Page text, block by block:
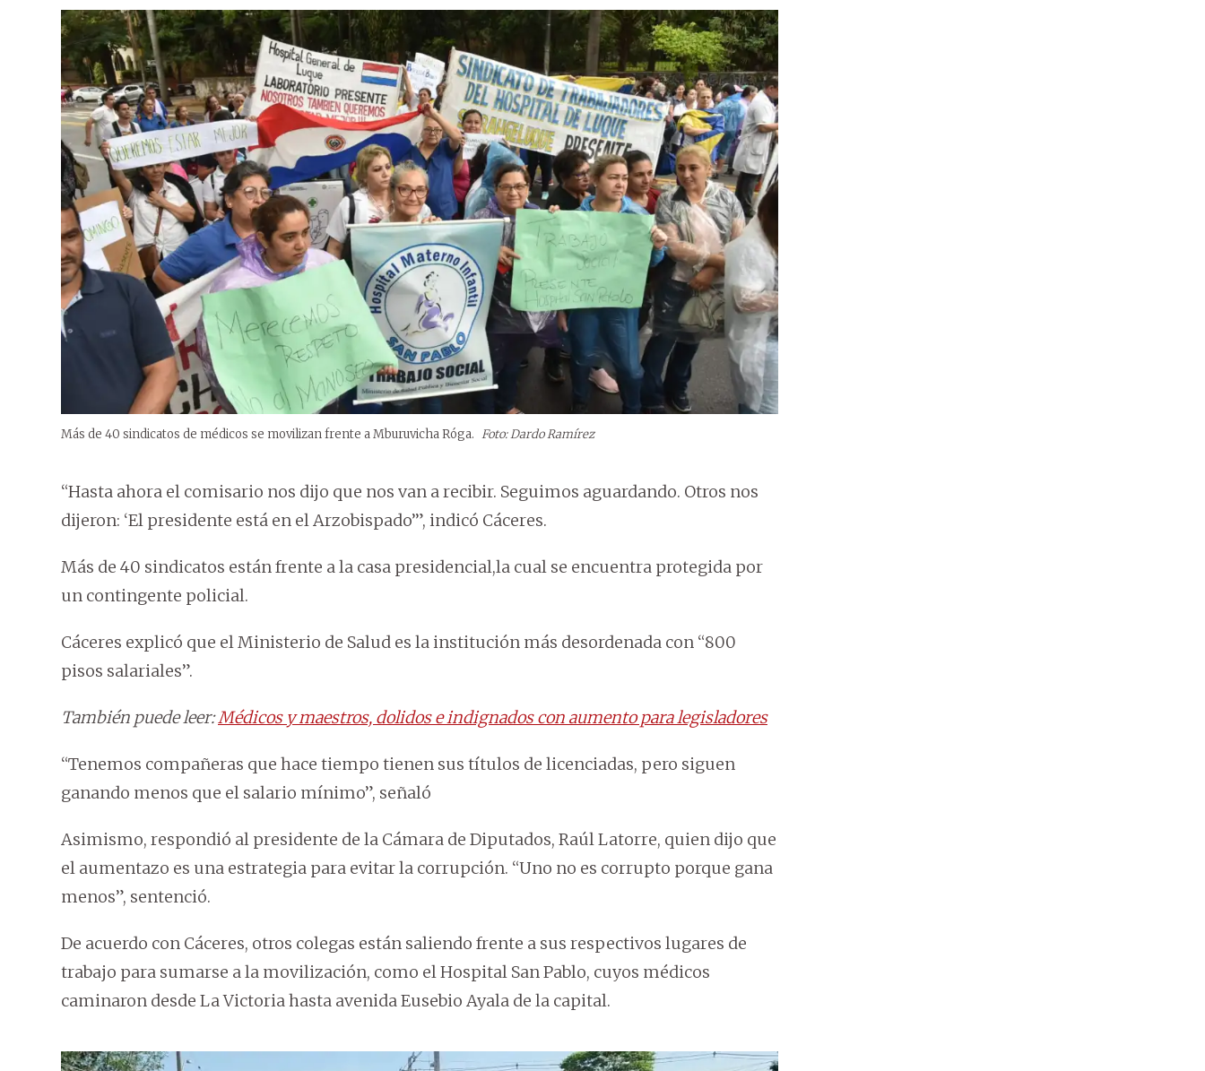
Más de 40 sindicatos de médicos se movilizan frente a Mburuvicha Róga. Foto: Dardo Ramírez
“Hasta ahora el comisario nos dijo que nos van a recibir. Seguimos aguardando. Otros nos
dijeron: ‘El presidente está en el Arzobispado’”, indicó Cáceres.
Más de 40 sindicatos están frente a la casa presidencial,la cual se encuentra protegida por
un contingente policial.
Cáceres explicó que el Ministerio de Salud es la institución más desordenada con “800
pisos salariales”.
También puede leer:Médicos y maestros, dolidos e indignados con aumento para legisladores
“Tenemos compañeras que hace tiempo tienen sus títulos de licenciadas, pero siguen
ganando menos que el salario mínimo”, señaló
Asimismo, respondió al presidente de la Cámara de Diputados, Raúl Latorre, quien dijo que
el aumentazo es una estrategia para evitar la corrupción. “Uno no es corrupto porque gana
menos”, sentenció.
De acuerdo con Cáceres, otros colegas están saliendo frente a sus respectivos lugares de
trabajo para sumarse a la movilización, como el Hospital San Pablo, cuyos médicos
caminaron desde La Victoria hasta avenida Eusebio Ayala de la capital.